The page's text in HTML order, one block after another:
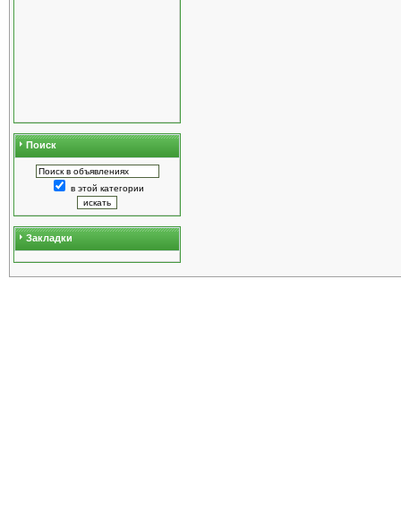
Поиск
в этой категории
Закладки